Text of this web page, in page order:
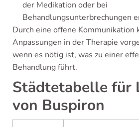
der Medikation oder bei
Behandlungsunterbrechungen
Durch eine offene Kommunikation
Anpassungen in der Therapie
wenn es nötig ist, was zu einer
Behandlung führt.
Städtetabelle für
von Buspiron